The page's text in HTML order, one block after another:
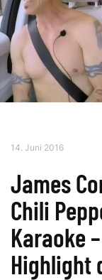
14. Juni 2016
James
Chili
Karaoke
Highlight